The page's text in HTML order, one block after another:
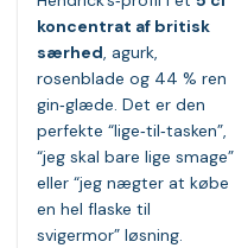
koncentrat af britisk
særhed, agurk,
rosenblade og 44 % ren
gin‑glæde. Det er den
perfekte “lige‑til‑tasken”,
“jeg skal bare lige smage”
eller “jeg nægter at købe
en hel flaske til
svigermor” løsning.